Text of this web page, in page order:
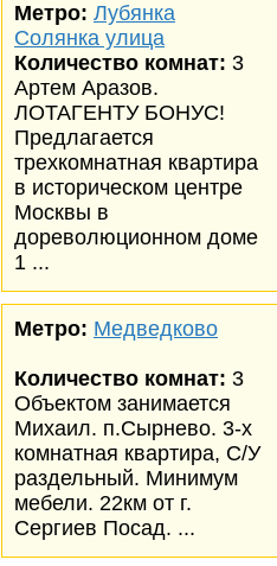
Метро: Лубянка
Солянка улица
Количество комнат: 3
Артем Аразов.
ЛОТАГЕНТУ БОНУС!
Предлагается
трехкомнатная квартира
в историческом центре
Москвы в
дореволюционном доме
1 ...
Метро: Медведково
Количество комнат: 3
Объектом занимается
Михаил. п.Сырнево. 3-х
комнатная квартира, С/У
раздельный. Минимум
мебели. 22км от г.
Сергиев Посад. ...